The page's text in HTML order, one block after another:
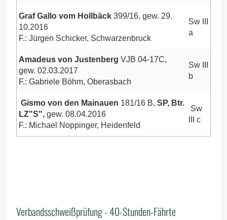
Graf Gallo vom Hollbäck 399/16, gew. 29.
10.2016
F.: Jürgen Schicker, Schwarzenbruck
Sw III
a
Amadeus von Justenberg VJB 04-17C,
gew. 02.03.2017
F.: Gabriele Böhm, Oberasbach
Sw III
b
Gismo von den Mainauen 181/16 B, SP, Btr.
LZ"S", gew. 08.04.2016
F.: Michael Noppinger, Heidenfeld
Sw
III c
Verbandsschweißprüfung - 40-Stunden-Fährte